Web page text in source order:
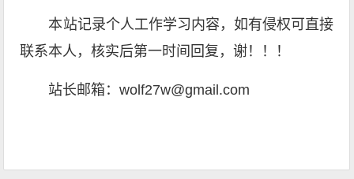
本站记录个人工作学习内容，如有侵权可直接
联系本人，核实后第一时间回复，谢！！！
站长邮箱：wolf27w@gmail.com